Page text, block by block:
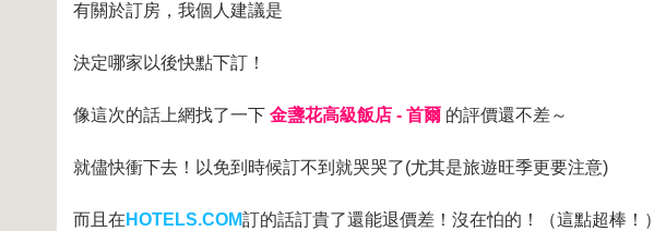
有關於訂房，我個人建議是
決定哪家以後快點下訂！
像這次的話上網找了一下 金盞花高級飯店 - 首爾 的評價還不差～
就儘快衝下去！以免到時候訂不到就哭哭了(尤其是旅遊旺季更要注意)
而且在 HOTELS.COM訂的話訂貴了還能退價差！沒在怕的！（這點超棒！）